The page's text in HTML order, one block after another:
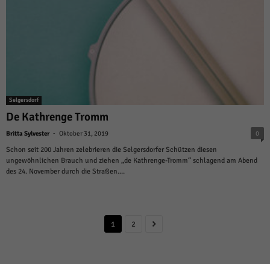
Selgersdorf
De Kathrenge Tromm
Britta Sylvester - Oktober 31, 2019 0
Schon seit 200 Jahren zelebrieren die Selgersdorfer Schützen diesen
ungewöhnlichen Brauch und ziehen „de Kathrenge-Tromm“ schlagend am Abend
des 24. November durch die Straßen....
1 2